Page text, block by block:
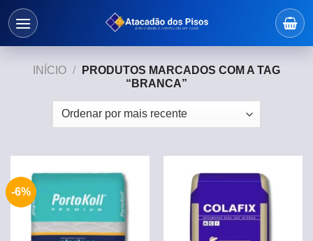
Skip
INÍCIO /
PRODUTOS MARCADOS COM A TAG
“BRANCA”
-6%